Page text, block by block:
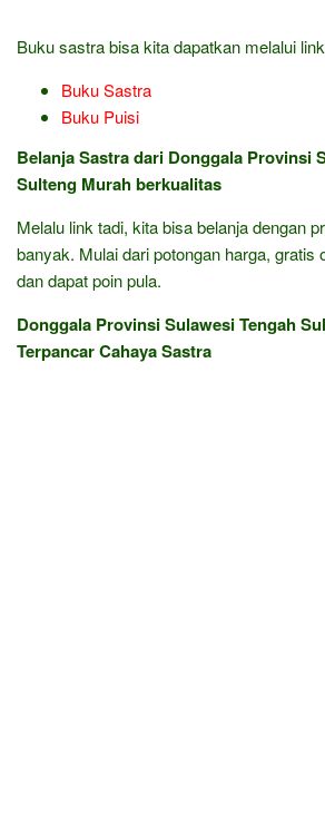
Buku sastra bisa kita dapatkan melalui
Buku Sastra
Buku Puisi
Belanja Sastra dari Donggala Provinsi
Sulteng Murah berkualitas
Melalu link tadi, kita bisa belanja dengan
banyak. Mulai dari potongan harga, gratis
dan dapat poin pula.
Donggala Provinsi Sulawesi Tengah
Terpancar Cahaya Sastra